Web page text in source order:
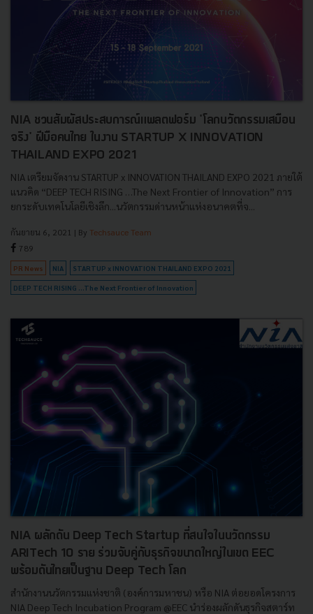
NIA ชวนสัมผัสประสบการณ์แพลตฟอร์ม 'โลกนวัตกรรมเสมือน
จริง' ฝีมือคนไทย ในงาน STARTUP X INNOVATION
THAILAND EXPO 2021
NIA เตรียมจัดงาน STARTUP x INNOVATION THAILAND EXPO 2021 ภายใต้
แนวคิด “DEEP TECH RISING …The Next Frontier of Innovation” การ
ยกระดับเทคโนโลยีเชิงลึก...นวัตกรรมด่านหน้าแห่งอนาคตที่จ...
กันยายน 6, 2021 | By Techsauce Team
789
PR News NIA STARTUP x INNOVATION THAILAND EXPO 2021
DEEP TECH RISING …The Next Frontier of Innovation
NIA ผลักดัน Deep Tech Startup ที่สนใจในนวัตกรรม
ARITech 10 ราย ร่วมจับคู่กับธุรกิจขนาดใหญ่ในเขต EEC
พร้อมดันไทยเป็นฐาน Deep Tech โลก
สำนักงานนวัตกรรมแห่งชาติ (องค์การมหาชน) หรือ NIA ต่อยอดโครงการ
NIA Deep Tech Incubation Program @EEC นำร่องผลักดันธุรกิจสตาร์ท